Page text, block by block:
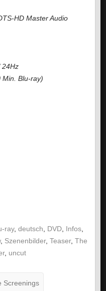
HD Master Audio
24Hz
Min. Blu-ray)
ray, deutsch DVD Infos
, Szenenbilder, Teaser, The
, uncut
Screenings